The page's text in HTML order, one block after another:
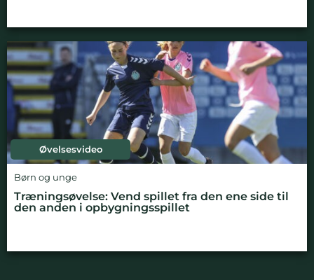
Øvelsesvideo
Børn og unge
Træningsøvelse: Vend spillet fra den ene side til
den anden i opbygningsspillet